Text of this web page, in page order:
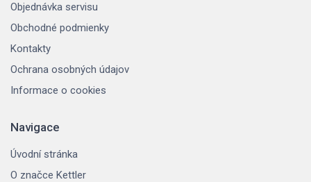
Objednávka servisu
Obchodné podmienky
Kontakty
Ochrana osobných údajov
Informace o cookies
Navigace
Úvodní stránka
O značce Kettler